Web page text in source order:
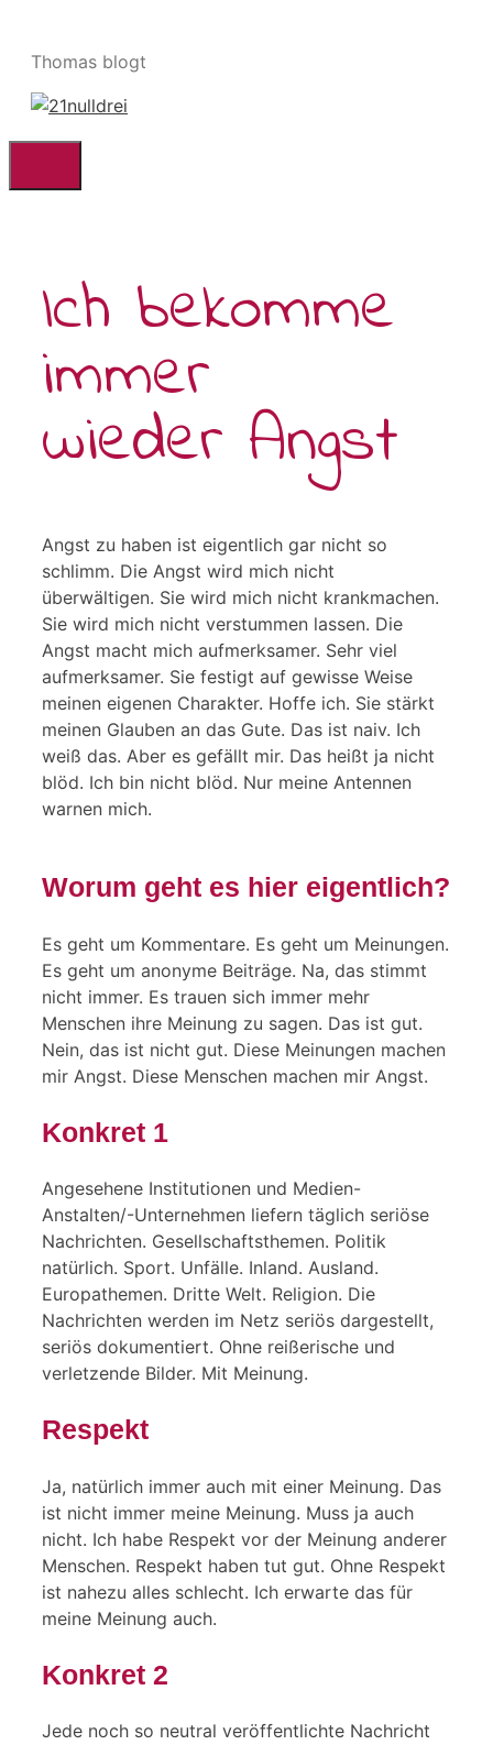
springen
Thomas blogt
Ich bekomme
immer
wieder Angst
Angst zu haben ist eigentlich gar nicht so
schlimm. Die Angst wird mich nicht
überwältigen. Sie wird mich nicht krankmachen.
Sie wird mich nicht verstummen lassen. Die
Angst macht mich aufmerksamer. Sehr viel
aufmerksamer. Sie festigt auf gewisse Weise
meinen eigenen Charakter. Hoffe ich. Sie stärkt
meinen Glauben an das Gute. Das ist naiv. Ich
weiß das. Aber es gefällt mir. Das heißt ja nicht
blöd. Ich bin nicht blöd. Nur meine Antennen
warnen mich.
Worum geht es hier eigentlich?
Es geht um Kommentare. Es geht um Meinungen.
Es geht um anonyme Beiträge. Na, das stimmt
nicht immer. Es trauen sich immer mehr
Menschen ihre Meinung zu sagen. Das ist gut.
Nein, das ist nicht gut. Diese Meinungen machen
mir Angst. Diese Menschen machen mir Angst.
Konkret 1
Angesehene Institutionen und Medien-
Anstalten/-Unternehmen liefern täglich seriöse
Nachrichten. Gesellschaftsthemen. Politik
natürlich. Sport. Unfälle. Inland. Ausland.
Europathemen. Dritte Welt. Religion. Die
Nachrichten werden im Netz seriös dargestellt,
seriös dokumentiert. Ohne reißerische und
verletzende Bilder. Mit Meinung.
Respekt
Ja, natürlich immer auch mit einer Meinung. Das
ist nicht immer meine Meinung. Muss ja auch
nicht. Ich habe Respekt vor der Meinung anderer
Menschen. Respekt haben tut gut. Ohne Respekt
ist nahezu alles schlecht. Ich erwarte das für
meine Meinung auch.
Konkret 2
Jede noch so neutral veröffentlichte Nachricht